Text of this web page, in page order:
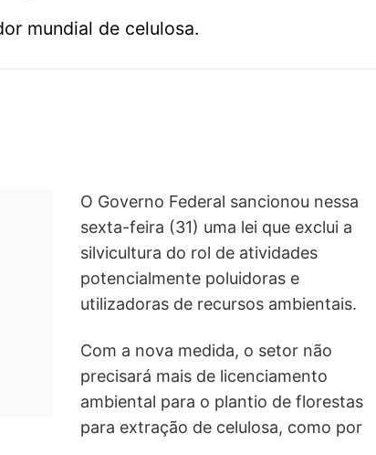
mundial de celulosa.
O Governo Federal sancionou nessa
sexta-feira (31) uma lei que exclui a
silvicultura do rol de atividades
potencialmente poluidoras e
utilizadoras de recursos ambientais.
Com a nova medida, o setor não
precisará mais de licenciamento
ambiental para o plantio de florestas
para extração de celulosa, como por